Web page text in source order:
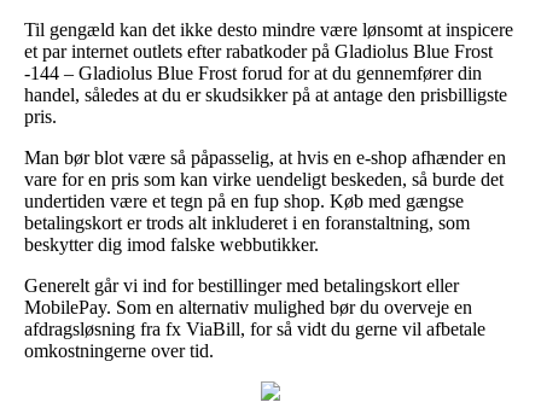
Til gengæld kan det ikke desto mindre være lønsomt at inspicere
et par internet outlets efter rabatkoder på Gladiolus Blue Frost
-144 – Gladiolus Blue Frost forud for at du gennemfører din
handel, således at du er skudsikker på at antage den prisbilligste
pris.
Man bør blot være så påpasselig, at hvis en e-shop afhænder en
vare for en pris som kan virke uendeligt beskeden, så burde det
undertiden være et tegn på en fup shop. Køb med gængse
betalingskort er trods alt inkluderet i en foranstaltning, som
beskytter dig imod falske webbutikker.
Generelt går vi ind for bestillinger med betalingskort eller
MobilePay. Som en alternativ mulighed bør du overveje en
afdragsløsning fra fx ViaBill, for så vidt du gerne vil afbetale
omkostningerne over tid.